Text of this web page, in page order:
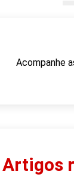
Acompanhe
Artigos